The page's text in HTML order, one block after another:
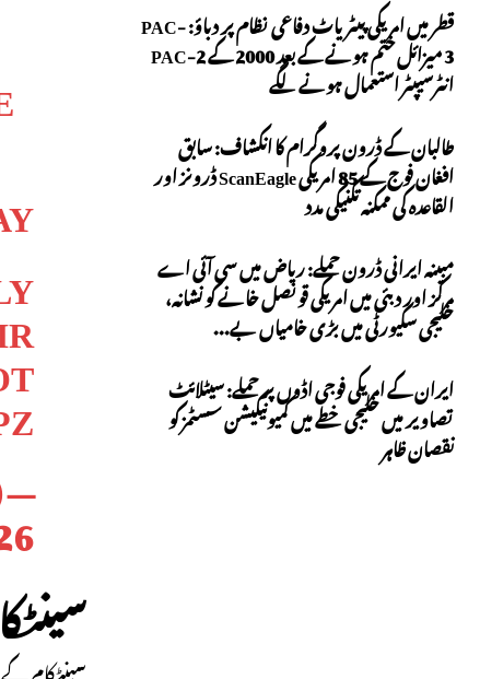
قطر میں امریکی پیٹریاٹ دفاعی نظام پر دباؤ: PAC-
3 میزائل ختم ہونے کے بعد 2000 کے PAC-2
انٹرسیپٹر استعمال ہونے لگے
طالبان کے ڈرون پروگرام کا انکشاف: سابق
افغان فوج کے 85 امریکی ScanEagle ڈرونز اور
القاعدہ کی ممکنہ تکنیکی مدد
مبینہ ایرانی ڈرون حملے: ریاض میں سی آئی اے
مرکز اور دبئی میں امریکی قونصل خانے کو نشانہ،
خلیجی سکیورٹی میں بڑی خامیاں بے...
ایران کے امریکی فوجی اڈوں پر حملے: سیٹلائٹ
تصاویر میں خلیجی خطے میں کمیونیکیشن سسٹمز کو
نقصان ظاہر
— ZHAO DASHUAI 东北进修🇨🇳 (@ZHAO_DASHUAI)